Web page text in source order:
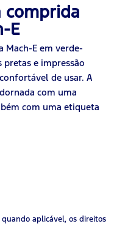
comprida
E
Mach-E em verde-
e impressão
de usar. A
com uma
com uma etiqueta
quando aplicável, os direitos